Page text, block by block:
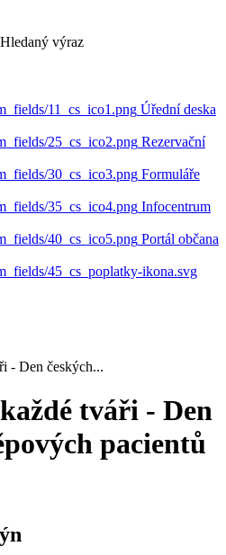
Hledaný výraz
Úřední deska
Rezervační
Formuláře
Infocentrum
Portál občana
- Den českých...
tváři - Den
pacientů